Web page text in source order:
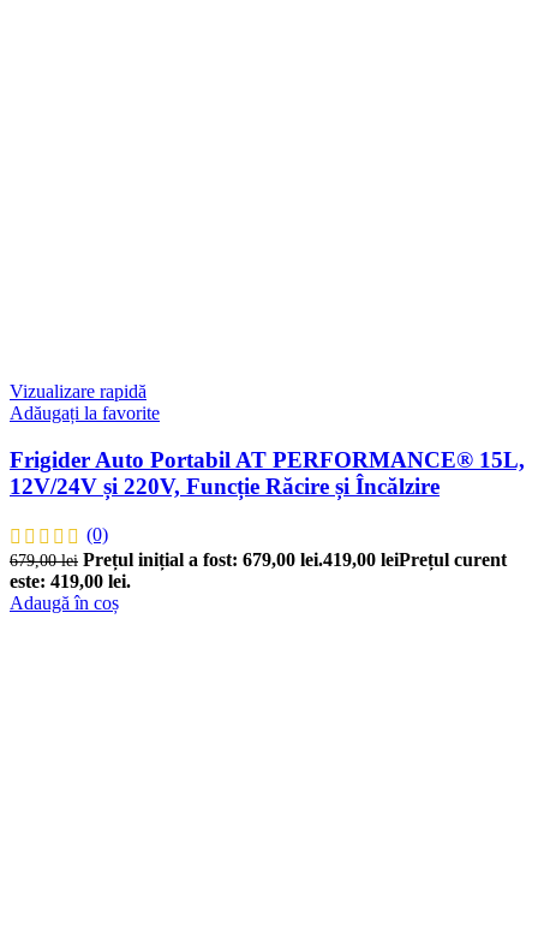
Vizualizare rapidă
Adăugați la favorite
Frigider Auto Portabil AT PERFORMANCE® 15L,
12V/24V și 220V, Funcție Răcire și Încălzire
(0)
679,00lei Prețul inițial a fost: 679,00 lei.419,00 leiPrețul curent
este: 419,00 lei.
Adaugă în coș